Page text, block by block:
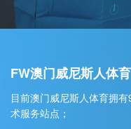
FW澳门威尼斯人体育
目前澳门威尼斯人体育拥
术服务站点；